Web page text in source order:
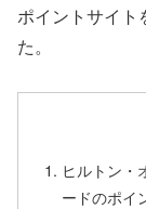
ポイントサイト
た。
ヒルトン・
ードのポイ